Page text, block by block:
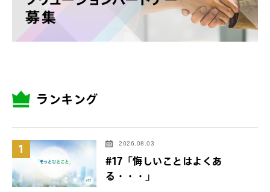
ランキング
1 2026.08.03
#17「悔しいことはよくあ
る・・・」